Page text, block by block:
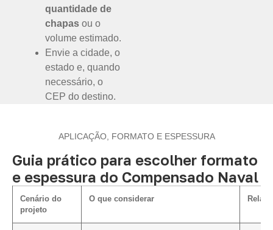
quantidade de
chapas ou o
volume estimado.
Envie a cidade, o
estado e, quando
necessário, o
CEP do destino.
APLICAÇÃO, FORMATO E ESPESSURA
Guia prático para escolher formato
e espessura do Compensado Naval
Cenário do
projeto
O que considerar